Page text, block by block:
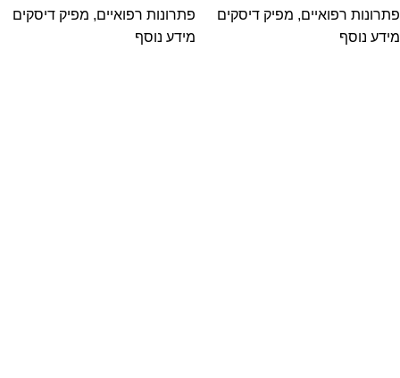
פתרונות רפואיים, מפיק דיסקים
מידע נוסף
פתרונות רפואיים, מפיק דיסקים
מידע נוסף